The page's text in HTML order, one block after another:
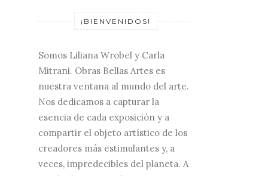
¡BIENVENIDOS!
Somos Liliana Wrobel y Carla
Mitrani. Obras Bellas Artes es
nuestra ventana al mundo del arte.
Nos dedicamos a capturar la
esencia de cada exposición y a
compartir el objeto artístico de los
creadores más estimulantes y, a
veces, impredecibles del planeta. A